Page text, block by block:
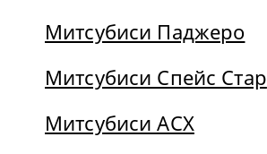
Митсубиси Паджеро
Митсубиси Спейс Стар
Митсубиси АСХ